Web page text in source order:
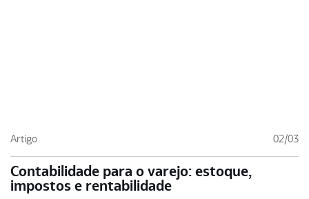
Artigo 02/03
Contabilidade para o varejo: estoque,
impostos e rentabilidade